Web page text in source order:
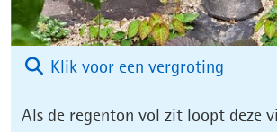
Klik voor een vergroting
49-
Als de regenton vol zit loopt deze